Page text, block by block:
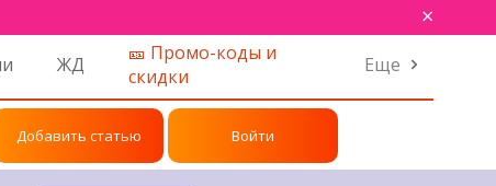
×
ЖД
🎫 Промо-коды и
скидки
Еще
Добавить статью Войти